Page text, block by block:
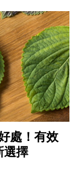
處！有效
選擇